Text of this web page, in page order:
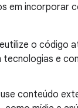
em incorporar
o código
tecnologias e
conteúdo